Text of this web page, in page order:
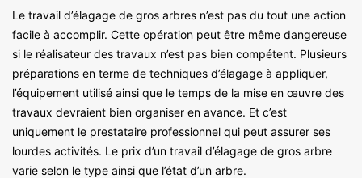
Le travail d’élagage de gros arbres n’est pas du tout une action
facile à accomplir. Cette opération peut être même dangereuse
si le réalisateur des travaux n’est pas bien compétent. Plusieurs
préparations en terme de techniques d’élagage à appliquer,
l’équipement utilisé ainsi que le temps de la mise en œuvre des
travaux devraient bien organiser en avance. Et c’est
uniquement le prestataire professionnel qui peut assurer ses
lourdes activités. Le prix d’un travail d’élagage de gros arbre
varie selon le type ainsi que l’état d’un arbre.